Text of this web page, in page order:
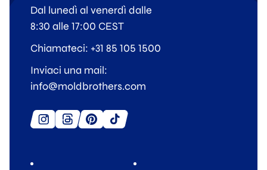
Dal lunedì al venerdì dalle
8:30 alle 17:00 CEST
Chiamateci: +31 85 105 1500
Inviaci una mail:
info@moldbrothers.com